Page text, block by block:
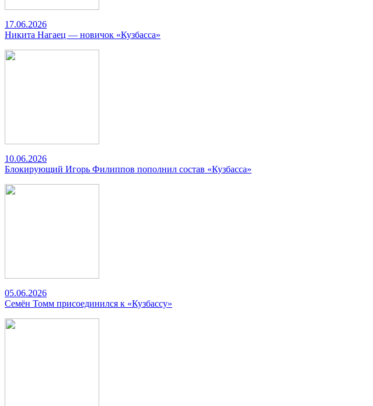
17.06.2026
Никита Нагаец — новичок «Кузбасса»
10.06.2026
Блокирующий Игорь Филиппов пополнил состав «Кузбасса»
05.06.2026
Семён Томм присоединился к «Кузбассу»